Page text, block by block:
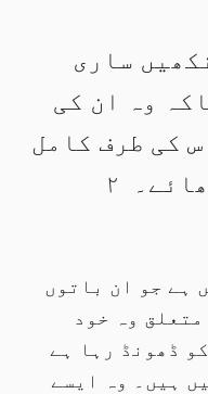
ساری
وہ ان کی
کی طرف کامل
ہے اپنے تئیں قوی دکھائے۔ ۲
ہے جو ان باتوں
وہ خود
ڈھونڈ رہا ہے
ہیں۔ وہ ایسے